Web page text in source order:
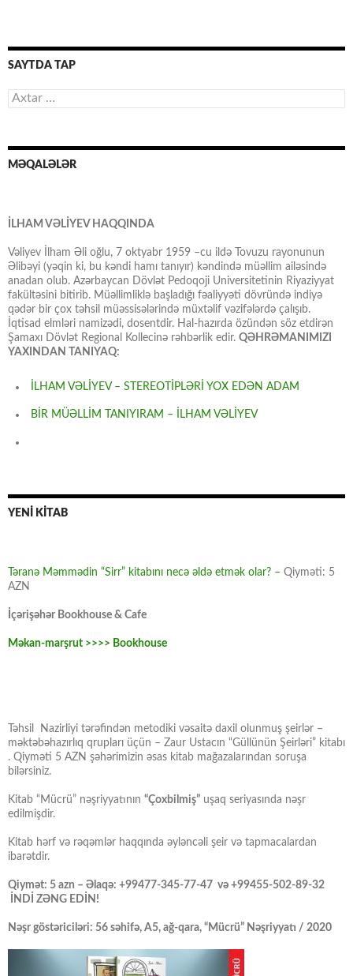
SAYTDA TAP
Axtarış:
MƏQALƏLƏR
İLHAM VƏLİYEV HAQQINDA
Vəliyev İlham Əli oğlu, 7 oktyabr 1959 –cu ildə Tovuzu rayonunun
Əlibəyi (yəqin ki, bu kəndi hamı tanıyır) kəndində müəllim ailəsində
anadan olub. Azərbaycan Dövlət Pedoqoji Universitetinin Riyaziyyat
fakültəsini bitirib. Müəllimliklə başladığı fəaliyyəti dövründə indiyə
qədər bir çox təhsil müəssisələrində müxtəlif vəzifələrdə çalışıb.
İqtisad elmləri namizədi, dosentdir. Hal-hazırda özündən söz etdirən
Şamaxı Dövlət Regional Kollecinə rəhbərlik edir. QƏHRƏMANIMIZI
YAXINDAN TANIYAQ:
İLHAM VƏLİYEV – STEREOTİPLƏRİ YOX EDƏN ADAM
BİR MÜƏLLİM TANIYIRAM – İLHAM VƏLİYEV
YENİ KİTAB
Təranə Məmmədin “Sirr” kitabını necə əldə etmək olar? – Qiyməti: 5
AZN
İçərişəhər Bookhouse & Cafe
Məkan-marşrut >>>> Bookhouse
Təhsil Nazirliyi tərəfindən metodiki vəsaitə daxil olunmuş şeirlər –
məktəbəhazırlıq qrupları üçün – Zaur Ustacın “Güllünün Şeirləri” kitabı
. Qiyməti 5 AZN şəhərimizin əsas kitab mağazalarından soruşa
bilərsiniz.
Kitab “Mücrü” nəşriyyatının “Çoxbilmiş” uşaq seriyasında nəşr
edilmişdir.
Kitab hərf və rəqəmlər haqqında əyləncəli şeir və tapmacalardan
ibarətdir.
Qiymət: 5 azn – Əlaqə: +99477-345-77-47 və +99455-502-89-32
İNDİ ZƏNG EDİN!
Nəşr göstəriciləri: 56 səhifə, A5, ağ-qara, “Mücrü” Nəşriyyatı / 2020